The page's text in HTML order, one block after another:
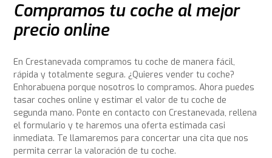
Compramos tu coche al mejor
precio online
En Crestanevada compramos tu coche de manera fácil,
rápida y totalmente segura. ¿Quieres vender tu coche?
Enhorabuena porque nosotros lo compramos. Ahora puedes
tasar coches online y estimar el valor de tu coche de
segunda mano. Ponte en contacto con Crestanevada, rellena
el formulario y te haremos una oferta estimada casi
inmediata. Te llamaremos para concertar una cita que nos
permita cerrar la valoración de tu coche.